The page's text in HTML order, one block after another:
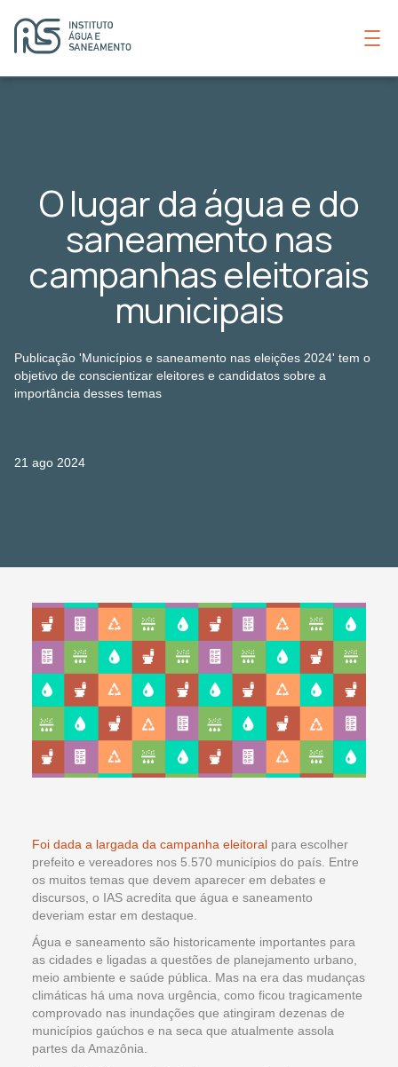
O lugar da água e do
saneamento nas
campanhas eleitorais
municipais
Publicação 'Municípios e saneamento nas eleições 2024' tem o
objetivo de conscientizar eleitores e candidatos sobre a
importância desses temas
21 ago 2024
Foi dada a largada da campanha eleitoral para escolher
prefeito e vereadores nos 5.570 municípios do país. Entre
os muitos temas que devem aparecer em debates e
discursos, o IAS acredita que água e saneamento
deveriam estar em destaque.
Água e saneamento são historicamente importantes para
as cidades e ligadas a questões de planejamento urbano,
meio ambiente e saúde pública. Mas na era das mudanças
climáticas há uma nova urgência, como ficou tragicamente
comprovado nas inundações que atingiram dezenas de
municípios gaúchos e na seca que atualmente assola
partes da Amazônia.